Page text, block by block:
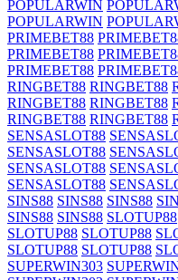
POPULARWIN
POPULARWIN
PRIMEBET88
PRIMEBET88
PRIMEBET88
RINGBET88 RINGBET88
RINGBET88 RINGBET88
RINGBET88 RINGBET88
SENSASLOT88
SENSASLOT88
SENSASLOT88
SENSASLOT88
SINS88 SINS88 SINS88
SINS88 SINS88 SLOTUP88
SLOTUP88 SLOTUP88
SLOTUP88 SLOTUP88
SUPERWIN303